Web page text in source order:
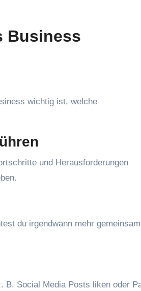
Business
wichtig ist, welche
und Herausforderungen
du irgendwann mehr
B. Social Media Posts liken oder